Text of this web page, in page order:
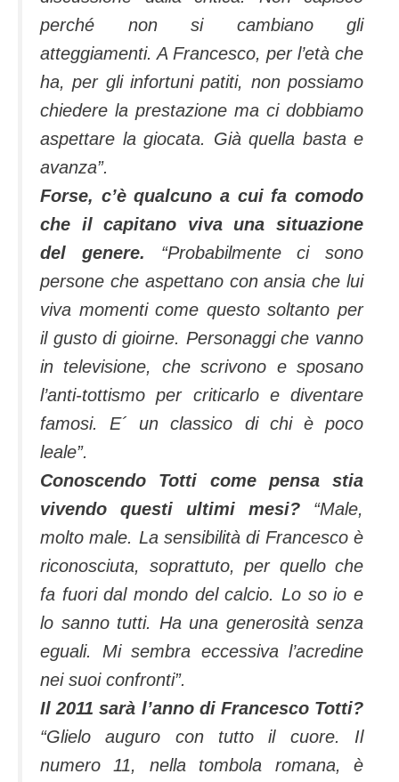
perché non si cambiano gli
atteggiamenti. A Francesco, per l’età che
ha, per gli infortuni patiti, non possiamo
chiedere la prestazione ma ci dobbiamo
aspettare la giocata. Già quella basta e
avanza”.
Forse, c’è qualcuno a cui fa comodo
che il capitano viva una situazione
del genere. “Probabilmente ci sono
persone che aspettano con ansia che lui
viva momenti come questo soltanto per
il gusto di gioirne. Personaggi che vanno
in televisione, che scrivono e sposano
l’anti-tottismo per criticarlo e diventare
famosi. E´ un classico di chi è poco
leale”.
Conoscendo Totti come pensa stia
vivendo questi ultimi mesi? “Male,
molto male. La sensibilità di Francesco è
riconosciuta, soprattuto, per quello che
fa fuori dal mondo del calcio. Lo so io e
lo sanno tutti. Ha una generosità senza
eguali. Mi sembra eccessiva l’acredine
nei suoi confronti”.
Il 2011 sarà l’anno di Francesco Totti?
“Glielo auguro con tutto il cuore. Il
numero 11, nella tombola romana, è